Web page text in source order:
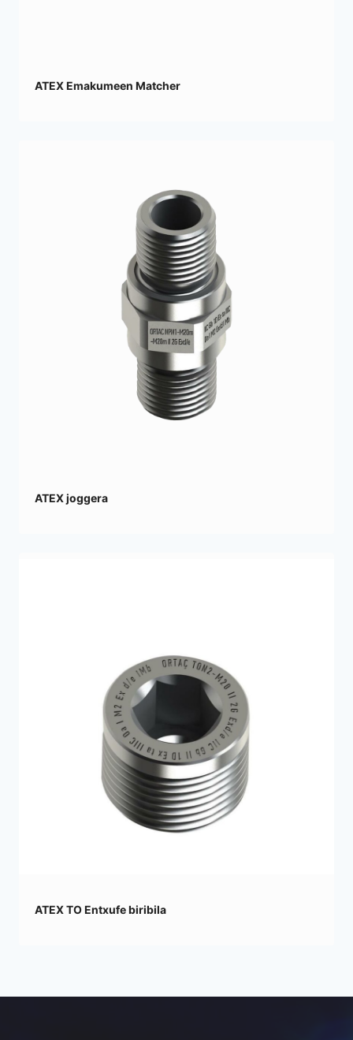
ATEX Emakumeen Matcher
ATEX joggera
ATEX TO Entxufe biribila